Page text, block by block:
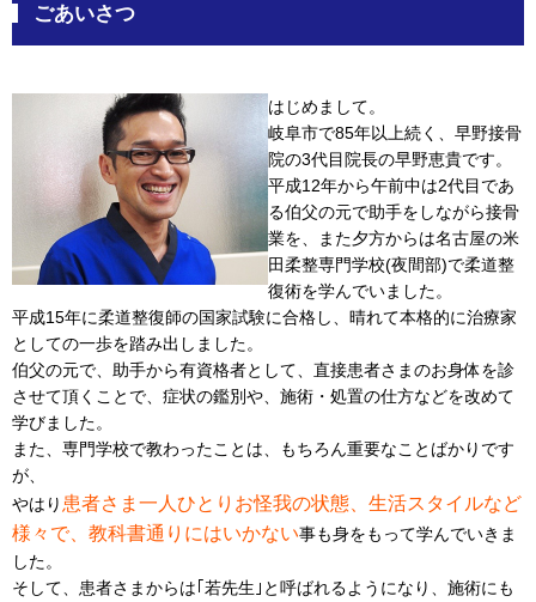
ごあいさつ
はじめまして。
岐阜市で85年以上続く、早野接骨
院の3代目院長の早野恵貴です。
平成12年から午前中は2代目であ
る伯父の元で助手をしながら接骨
業を、また夕方からは名古屋の米
田柔整専門学校(夜間部)で柔道整
復術を学んでいました。
平成15年に柔道整復師の国家試験に合格し、晴れて本格的に治療家
としての一歩を踏み出しました。
伯父の元で、助手から有資格者として、直接患者さまのお身体を診
させて頂くことで、症状の鑑別や、施術・処置の仕方などを改めて
学びました。
また、専門学校で教わったことは、もちろん重要なことばかりです
が、
やはり 患者さま一人ひとりお怪我の状態、生活スタイルなど
様々で、教科書通りにはいかない事も身をもって学んでいきま
した。
そして、患者さまからは｢若先生｣と呼ばれるようになり、施術にも